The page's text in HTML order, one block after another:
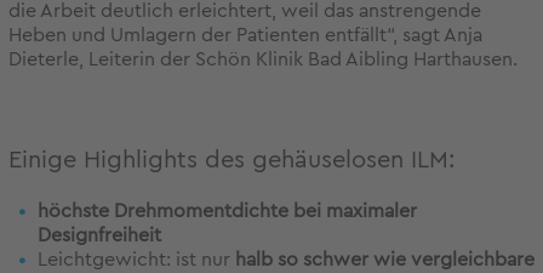
die Arbeit deutlich erleichtert, weil das anstrengende
Heben und Umlagern der Patienten entfällt“, sagt Anja
Dieterle, Leiterin der Schön Klinik Bad Aibling Harthausen.
Einige Highlights des gehäuselosen ILM:
höchste Drehmomentdichte bei maximaler
Designfreiheit
Leichtgewicht: ist nur halb so schwer wie vergleichbare